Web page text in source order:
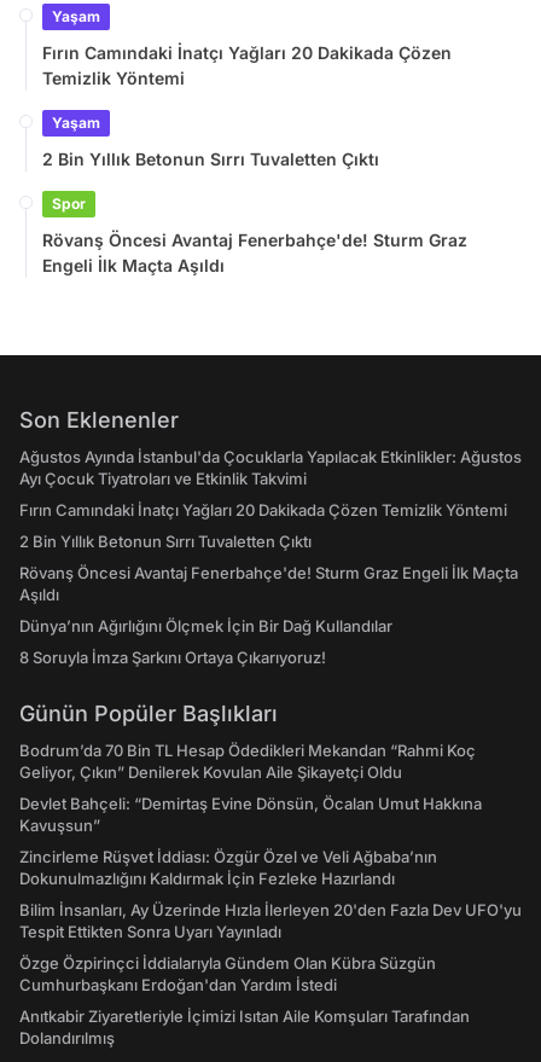
Yaşam
Fırın Camındaki İnatçı Yağları 20 Dakikada Çözen
Temizlik Yöntemi
Yaşam
2 Bin Yıllık Betonun Sırrı Tuvaletten Çıktı
Spor
Rövanş Öncesi Avantaj Fenerbahçe'de! Sturm Graz
Engeli İlk Maçta Aşıldı
Son Eklenenler
Ağustos Ayında İstanbul'da Çocuklarla Yapılacak Etkinlikler: Ağustos
Ayı Çocuk Tiyatroları ve Etkinlik Takvimi
Fırın Camındaki İnatçı Yağları 20 Dakikada Çözen Temizlik Yöntemi
2 Bin Yıllık Betonun Sırrı Tuvaletten Çıktı
Rövanş Öncesi Avantaj Fenerbahçe'de! Sturm Graz Engeli İlk Maçta
Aşıldı
Dünya’nın Ağırlığını Ölçmek İçin Bir Dağ Kullandılar
8 Soruyla İmza Şarkını Ortaya Çıkarıyoruz!
Günün Popüler Başlıkları
Bodrum’da 70 Bin TL Hesap Ödedikleri Mekandan “Rahmi Koç
Geliyor, Çıkın” Denilerek Kovulan Aile Şikayetçi Oldu
Devlet Bahçeli: “Demirtaş Evine Dönsün, Öcalan Umut Hakkına
Kavuşsun”
Zincirleme Rüşvet İddiası: Özgür Özel ve Veli Ağbaba’nın
Dokunulmazlığını Kaldırmak İçin Fezleke Hazırlandı
Bilim İnsanları, Ay Üzerinde Hızla İlerleyen 20'den Fazla Dev UFO'yu
Tespit Ettikten Sonra Uyarı Yayınladı
Özge Özpirinçci İddialarıyla Gündem Olan Kübra Süzgün
Cumhurbaşkanı Erdoğan'dan Yardım İstedi
Anıtkabir Ziyaretleriyle İçimizi Isıtan Aile Komşuları Tarafından
Dolandırılmış